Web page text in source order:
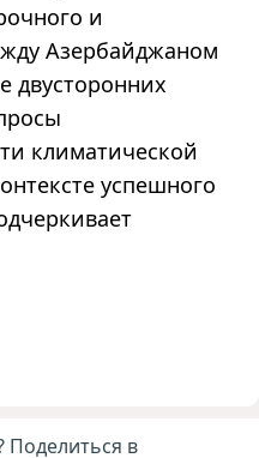
и
Азербайджаном
двусторонних
климатической
успешного
Поделиться в